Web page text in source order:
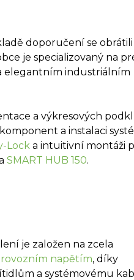
doporučení se obrátili
je specializovaný na
elegantním industriálním
a výkresových
a instalaci
Lock a intuitivní montáži
SMART HUB 150.
je založen na zcela
napětím, díky
a systémovému